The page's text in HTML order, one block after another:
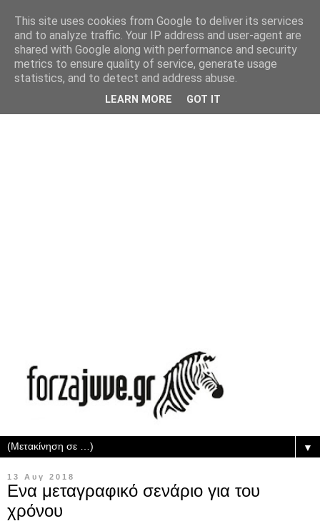
▼
13 Αυγ 2018
Ενα μεταγραφικό σενάριο για του
χρόνου
This site uses cookies from Google to deliver its services
and to analyze traffic. Your IP address and user-agent are
shared with Google along with performance and security
metrics to ensure quality of service, generate usage
statistics, and to detect and address abuse.
LEARN MORE GOT IT